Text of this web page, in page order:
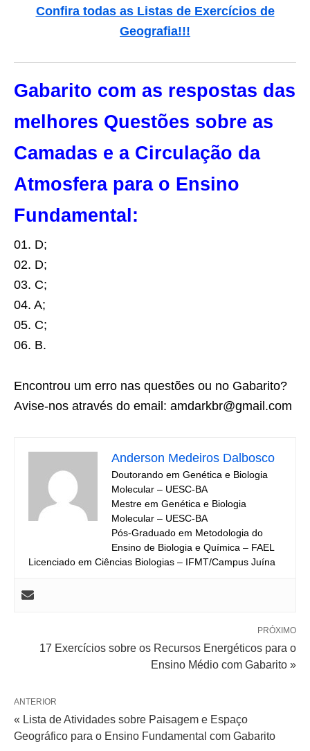
Confira todas as Listas de Exercícios de
Geografia!!!
Gabarito com as respostas das
melhores Questões sobre as
Camadas e a Circulação da
Atmosfera para o Ensino
Fundamental:
01. D;
02. D;
03. C;
04. A;
05. C;
06. B.
Encontrou um erro nas questões ou no Gabarito?
Avise-nos através do email: amdarkbr@gmail.com
Anderson Medeiros Dalbosco
Doutorando em Genética e Biologia
Molecular – UESC-BA
Mestre em Genética e Biologia
Molecular – UESC-BA
Pós-Graduado em Metodologia do
Ensino de Biologia e Química – FAEL
Licenciado em Ciências Biologias – IFMT/Campus Juína
PRÓXIMO
17 Exercícios sobre os Recursos Energéticos para o
Ensino Médio com Gabarito »
ANTERIOR
« Lista de Atividades sobre Paisagem e Espaço
Geográfico para o Ensino Fundamental com Gabarito